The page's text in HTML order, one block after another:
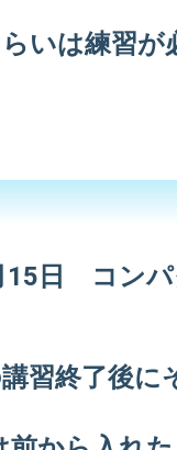
いは練習が
15日 コン
習終了後